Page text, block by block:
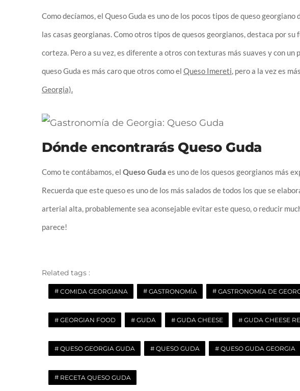
Como decíamos, el Queso Guda es uno de los pocos tipos de queso
las casas georgianas. Como otros tipos de quesos georgianos, destaca por
corteza. Pero a su vez, es diferente a otros con texturas más suaves y con
queso Guda es más caro que otros como el Queso Imereti, pero a la vez es
Georgia).
Dónde encontrarás Queso Guda
Como te contábamos, el Queso Guda es uno de los quesos georgianos más
Recuerda que este queso es uno de los más salados de todos los que se
arterial alta, probablemente sea aconsejable evitar este queso, o reducir
parece!
Related tags :
COMIDA GEORGIANA GASTRONOMÍA GASTRONOMÍA DE
GEORGIAN FOOD GUDA GUDA CHEESE GUDA CHEESE
QUESO GEORGIA GUDA QUESO GUDA QUESO GUDA GEORGIA
RECETA QUESO GUDA